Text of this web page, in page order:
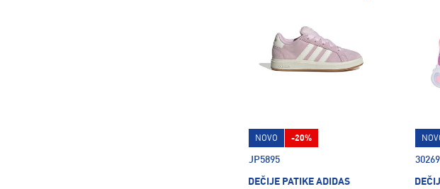
JP5895
DEČIJE PATIKE ADIDAS
NOVO -20%